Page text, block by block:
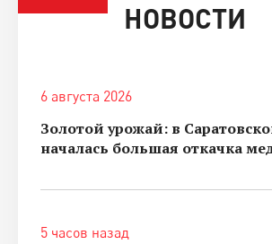
НОВОСТИ
6 августа 2026
Золотой урожай: в
началась большая откачка
5 часов назад